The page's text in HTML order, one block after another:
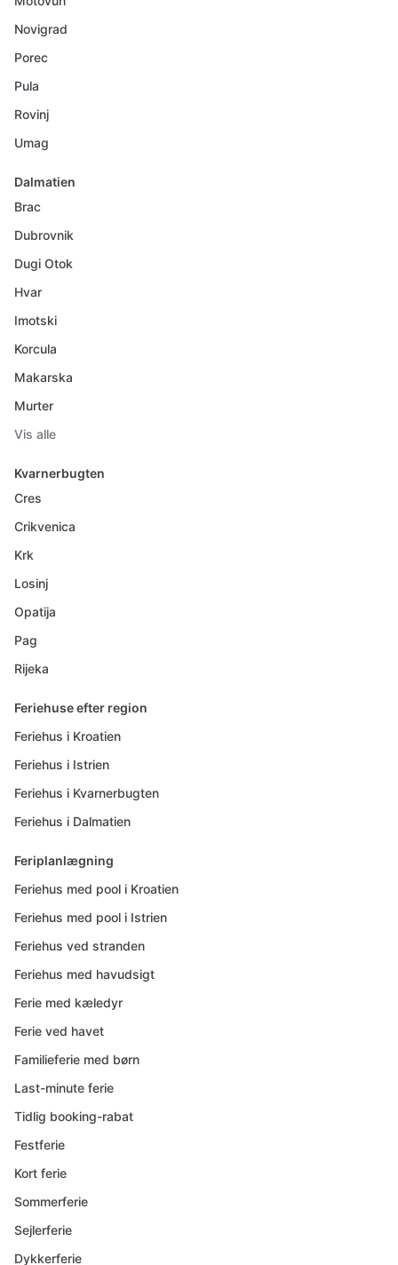
Novigrad
Porec
Pula
Rovinj
Umag
Dalmatien
Brac
Dubrovnik
Dugi Otok
Hvar
Imotski
Korcula
Makarska
Murter
Vis alle
Kvarnerbugten
Cres
Crikvenica
Krk
Losinj
Opatija
Pag
Rijeka
Feriehuse efter region
Feriehus i Kroatien
Feriehus i Istrien
Feriehus i Kvarnerbugten
Feriehus i Dalmatien
Feriplanlægning
Feriehus med pool i Kroatien
Feriehus med pool i Istrien
Feriehus ved stranden
Feriehus med havudsigt
Ferie med kæledyr
Ferie ved havet
Familieferie med børn
Last-minute ferie
Tidlig booking-rabat
Festferie
Kort ferie
Sommerferie
Sejlerferie
Dykkerferie